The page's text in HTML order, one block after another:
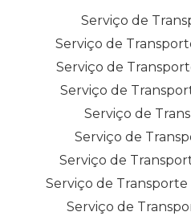
Serviço de
Serviço de
Serviço de
Serviço de
Serviço de
Serviço de
Serviço de
Serviço de Transporte
Serviço de